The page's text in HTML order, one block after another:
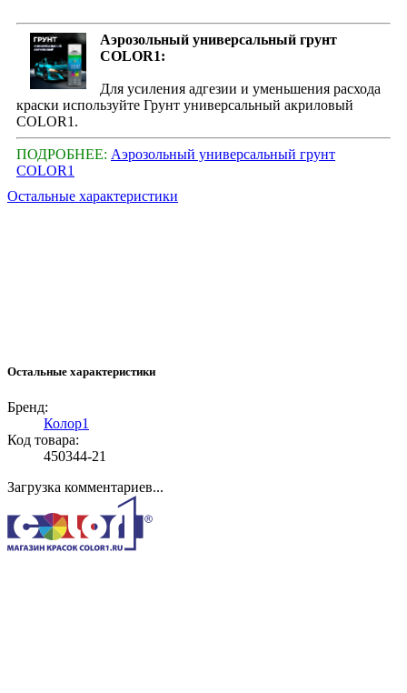
Аэрозольный универсальный грунт
COLOR1:
Для усиления адгезии и уменьшения расхода
краски используйте Грунт универсальный акриловый
COLOR1.
ПОДРОБНЕЕ: Аэрозольный универсальный грунт
COLOR1
Остальные характеристики
Остальные характеристики
Бренд:
Колор1
Код товара:
450344-21
Загрузка комментариев...